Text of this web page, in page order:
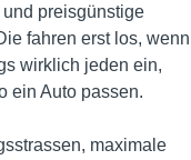
preisgünstige
fahren erst los, wenn
wirklich jeden ein,
ein Auto passen.
maximale